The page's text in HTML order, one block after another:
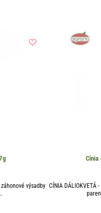
výsadby
Cínia
CÍNIA